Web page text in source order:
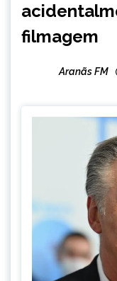
filmagem
Aranãs FM